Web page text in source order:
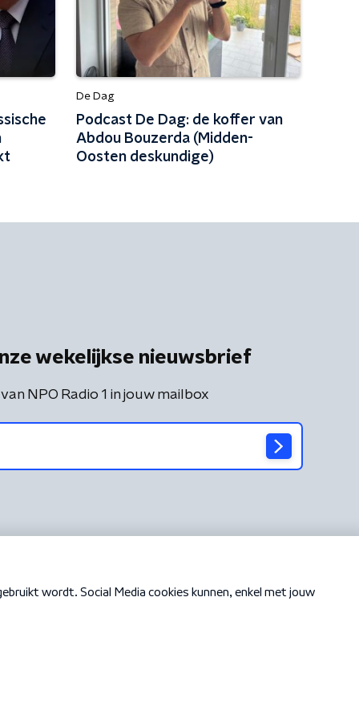
De Dag
Podcast De Dag: de koffer van
Abdou Bouzerda (Midden-
Oosten deskundige)
wekelijkse nieuwsbrief
NPO Radio 1 in jouw mailbox